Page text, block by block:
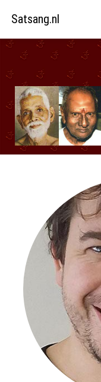
Satsang.nl